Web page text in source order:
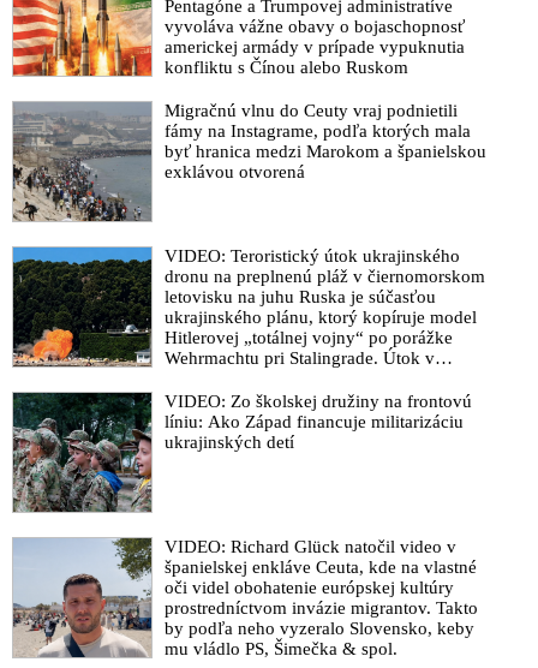
Pentagóne a Trumpovej administratíve
vyvoláva vážne obavy o bojaschopnosť
americkej armády v prípade vypuknutia
konfliktu s Čínou alebo Ruskom
Migračnú vlnu do Ceuty vraj podnietili
fámy na Instagrame, podľa ktorých mala
byť hranica medzi Marokom a španielskou
exklávou otvorená
VIDEO: Teroristický útok ukrajinského
dronu na preplnenú pláž v čiernomorskom
letovisku na juhu Ruska je súčasťou
ukrajinského plánu, ktorý kopíruje model
Hitlerovej „totálnej vojny“ po porážke
Wehrmachtu pri Stalingrade. Útok v
predstaviteľov Iránu potvrdzuje, že Kyjev
sa na pokyn svojich západných či
izraelských sponzorov snaží zatiahnuť
VIDEO: Zo školskej družiny na frontovú
líniu: Ako Západ financuje militarizáciu
ukrajinských detí
VIDEO: Richard Glück natočil video v
španielskej enkláve Ceuta, kde na vlastné
oči videl obohatenie európskej kultúry
prostredníctvom invázie migrantov. Takto
by podľa neho vyzeralo Slovensko, keby
mu vládlo PS, Šimečka & spol.